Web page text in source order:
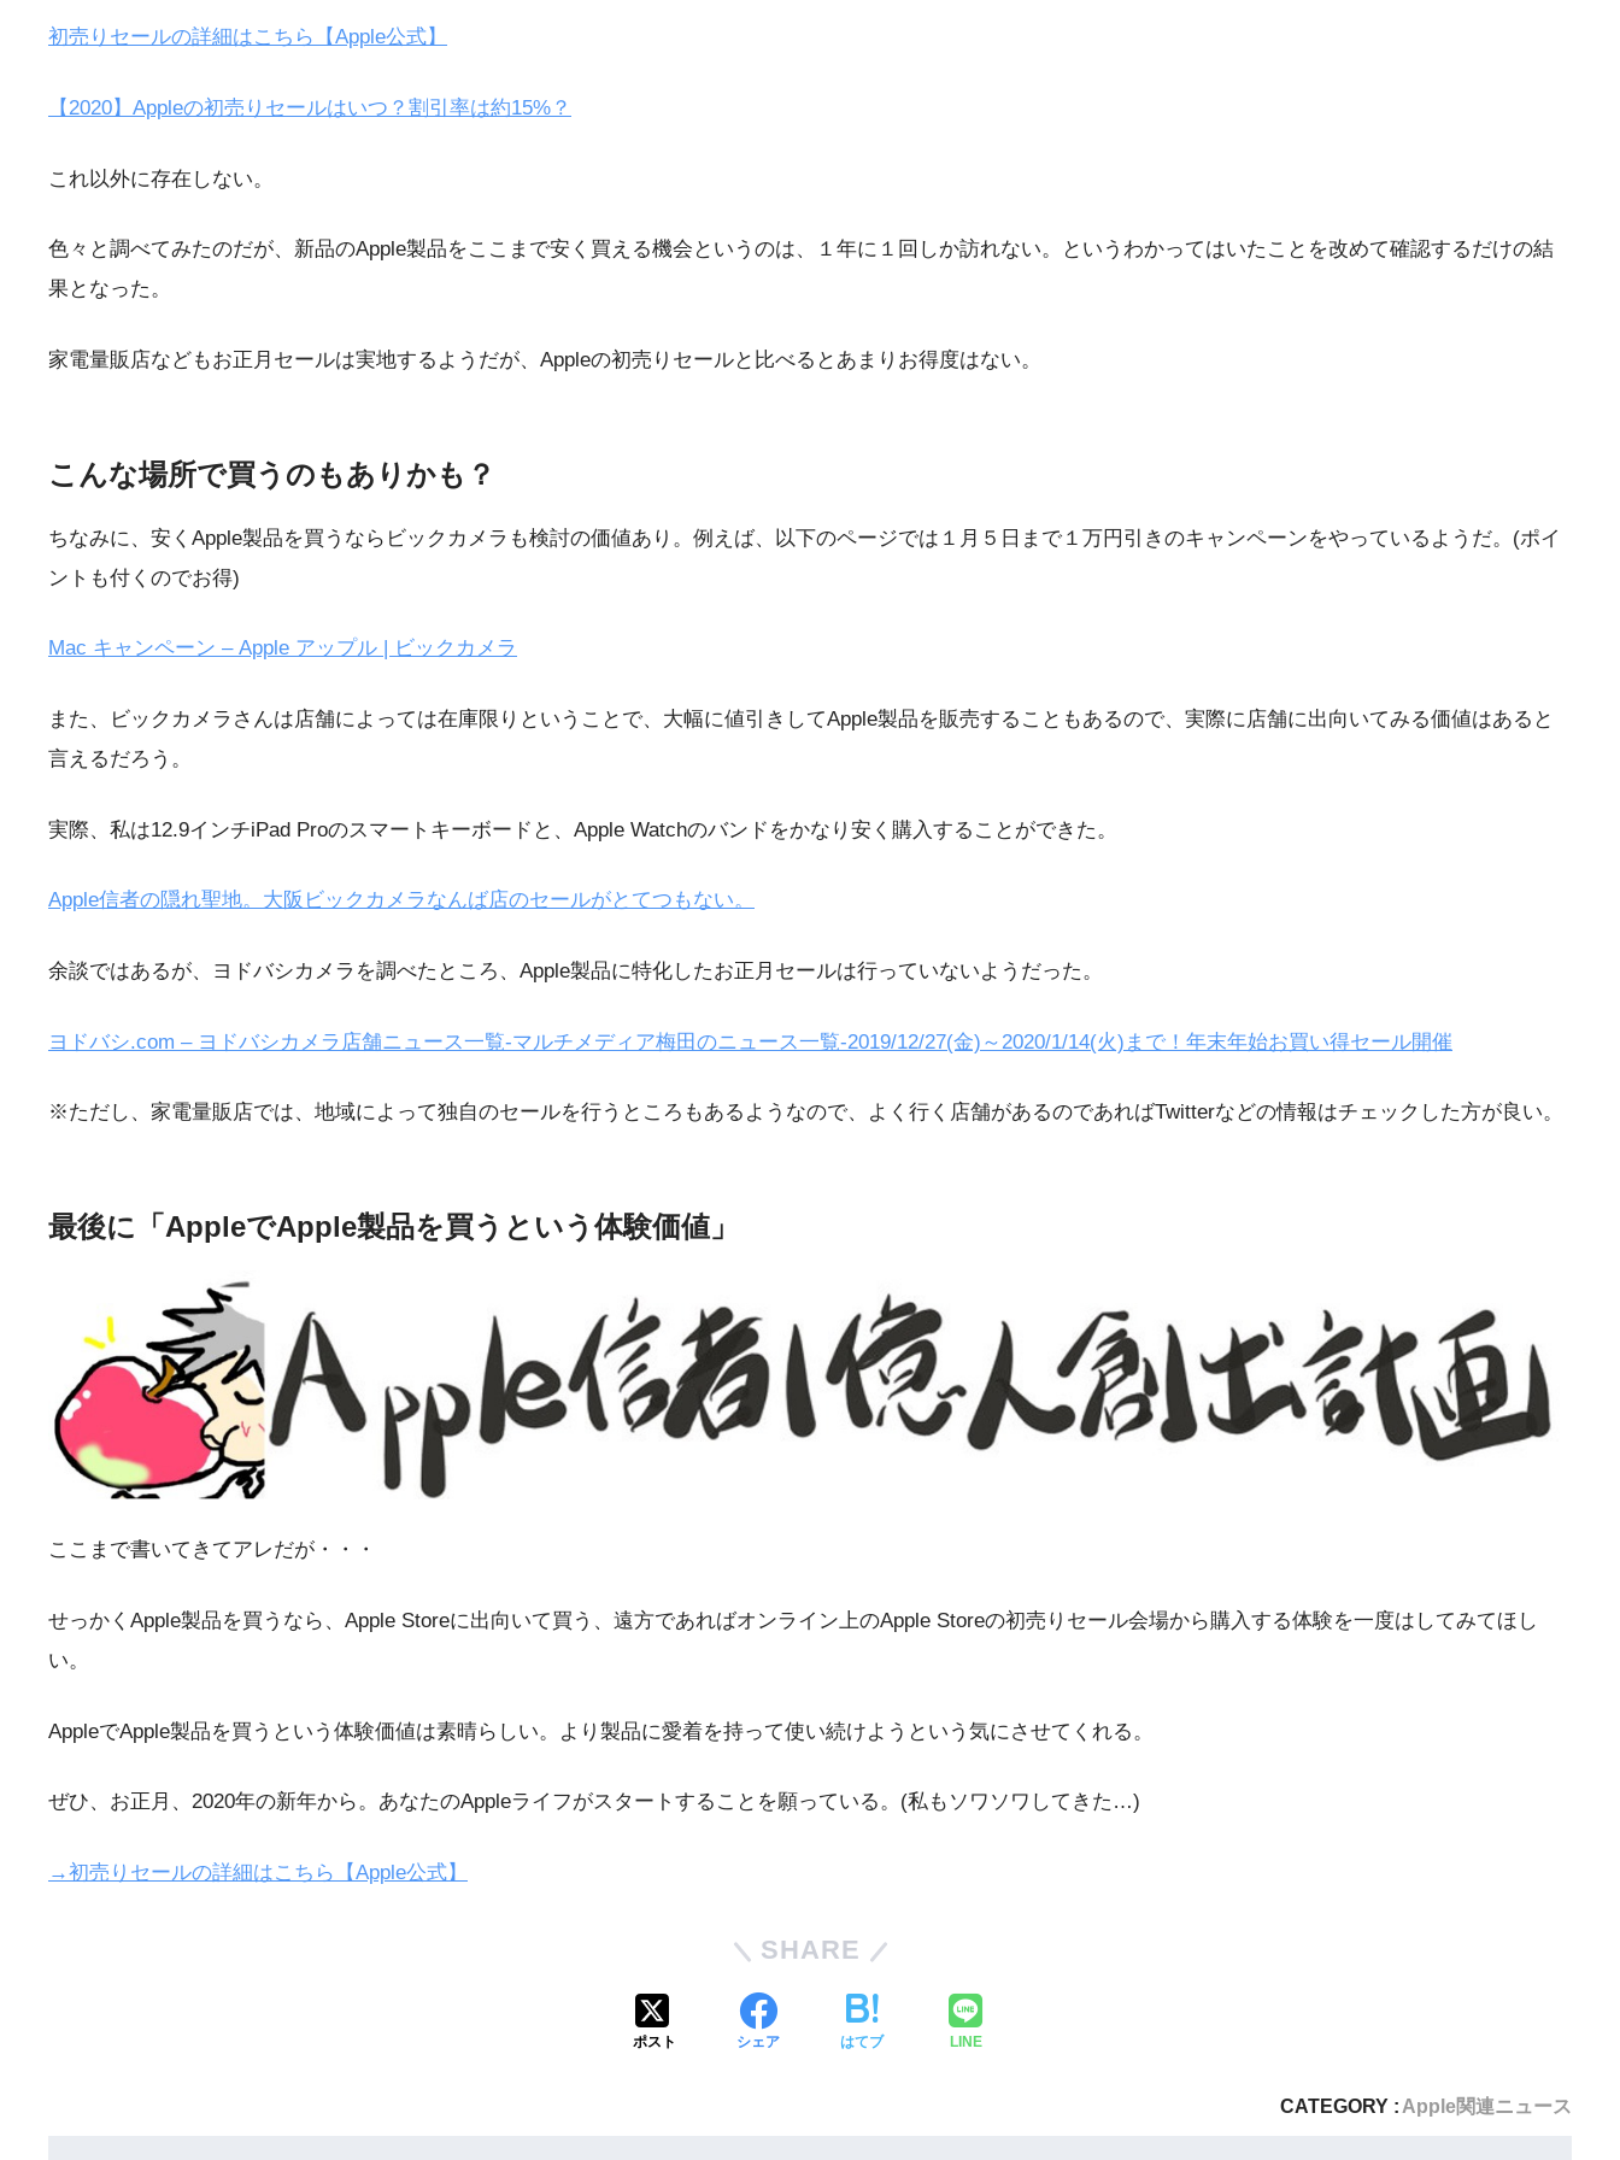
初売りセールの詳細はこちら【Apple公式】
【2020】Appleの初売りセールはいつ？割引率は約15%？
これ以外に存在しない。
色々と調べてみたのだが、新品のApple製品をここまで安く買える機会というのは、１年に１回しか訪れない。というわかってはいたことを改めて確認するだけの結
果となった。
家電量販店などもお正月セールは実地するようだが、Appleの初売りセールと比べるとあまりお得度はない。
こんな場所で買うのもありかも？
ちなみに、安くApple製品を買うならビックカメラも検討の価値あり。例えば、以下のページでは１月５日まで１万円引きのキャンペーンをやっているようだ。(ポイ
ントも付くのでお得)
Mac キャンペーン – Apple アップル | ビックカメラ
また、ビックカメラさんは店舗によっては在庫限りということで、大幅に値引きしてApple製品を販売することもあるので、実際に店舗に出向いてみる価値はあると
言えるだろう。
実際、私は12.9インチiPad Proのスマートキーボードと、Apple Watchのバンドをかなり安く購入することができた。
Apple信者の隠れ聖地。大阪ビックカメラなんば店のセールがとてつもない。
余談ではあるが、ヨドバシカメラを調べたところ、Apple製品に特化したお正月セールは行っていないようだった。
ヨドバシ.com – ヨドバシカメラ店舗ニュース一覧-マルチメディア梅田のニュース一覧-2019/12/27(金)～2020/1/14(火)まで！年末年始お買い得セール開催
※ただし、家電量販店では、地域によって独自のセールを行うところもあるようなので、よく行く店舗があるのであればTwitterなどの情報はチェックした方が良い。
最後に「AppleでApple製品を買うという体験価値」
ここまで書いてきてアレだが・・・
せっかくApple製品を買うなら、Apple Storeに出向いて買う、遠方であればオンライン上のApple Storeの初売りセール会場から購入する体験を一度はしてみてほし
い。
AppleでApple製品を買うという体験価値は素晴らしい。より製品に愛着を持って使い続けようという気にさせてくれる。
ぜひ、お正月、2020年の新年から。あなたのAppleライフがスタートすることを願っている。(私もソワソワしてきた…)
→初売りセールの詳細はこちら【Apple公式】
SHARE
ポスト シェア はてブ LINE
CATEGORY : Apple関連ニュース